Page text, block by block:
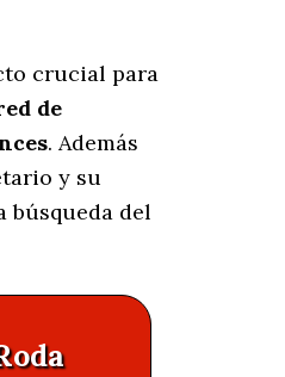
crucial para
de
. Además
y su
búsqueda del